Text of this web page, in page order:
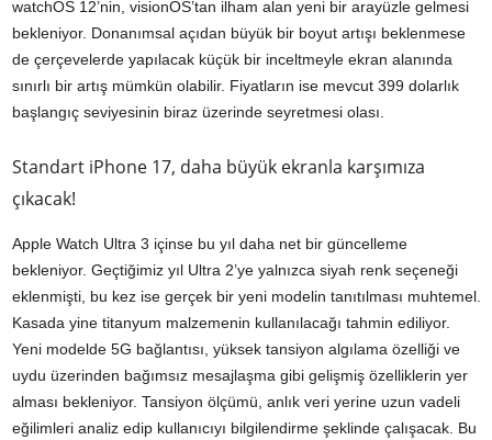
watchOS 12’nin, visionOS’tan ilham alan yeni bir arayüzle gelmesi
bekleniyor. Donanımsal açıdan büyük bir boyut artışı beklenmese
de çerçevelerde yapılacak küçük bir inceltmeyle ekran alanında
sınırlı bir artış mümkün olabilir. Fiyatların ise mevcut 399 dolarlık
başlangıç seviyesinin biraz üzerinde seyretmesi olası.
Standart iPhone 17, daha büyük ekranla karşımıza
çıkacak!
Apple Watch Ultra 3 içinse bu yıl daha net bir güncelleme
bekleniyor. Geçtiğimiz yıl Ultra 2’ye yalnızca siyah renk seçeneği
eklenmişti, bu kez ise gerçek bir yeni modelin tanıtılması muhtemel.
Kasada yine titanyum malzemenin kullanılacağı tahmin ediliyor.
Yeni modelde 5G bağlantısı, yüksek tansiyon algılama özelliği ve
uydu üzerinden bağımsız mesajlaşma gibi gelişmiş özelliklerin yer
alması bekleniyor. Tansiyon ölçümü, anlık veri yerine uzun vadeli
eğilimleri analiz edip kullanıcıyı bilgilendirme şeklinde çalışacak. Bu